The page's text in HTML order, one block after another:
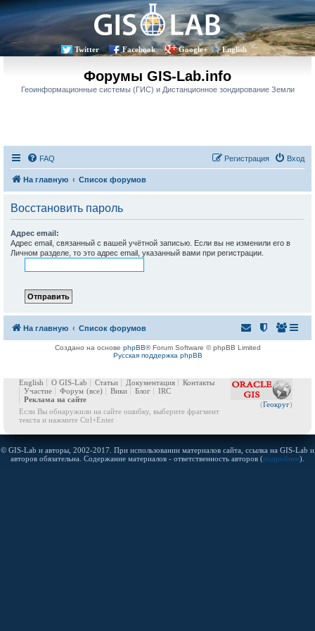
Twitter Facebook Google+ English
Форумы GIS-Lab.info
Геоинформационные системы (ГИС) и Дистанционное зондирование Земли
FAQ Вход
Регистрация
На главную Список форумов
Восстановить пароль
Адрес email:
Адрес email, связанный с вашей учётной записью. Если вы не изменили его в
Личном разделе, то это адрес email, указанный вами при регистрации.
На главную Список форумов
Создано на основе phpBB® Forum Software © phpBB Limited
Русская поддержка phpBB
(Геокруг)
English О GIS-Lab Статьи Документация
Контакты
Участие
Форум (все) Вики Блог
IRC
Реклама на сайте
Если Вы обнаружили на сайте ошибку, выберите фрагмент
текста и нажмите Ctrl+Enter
© GIS-Lab и авторы, 2002-2017. При использовании материалов сайта, ссылка на GIS-Lab и
авторов обязательна. Содержание материалов - ответственность авторов (подробнее).